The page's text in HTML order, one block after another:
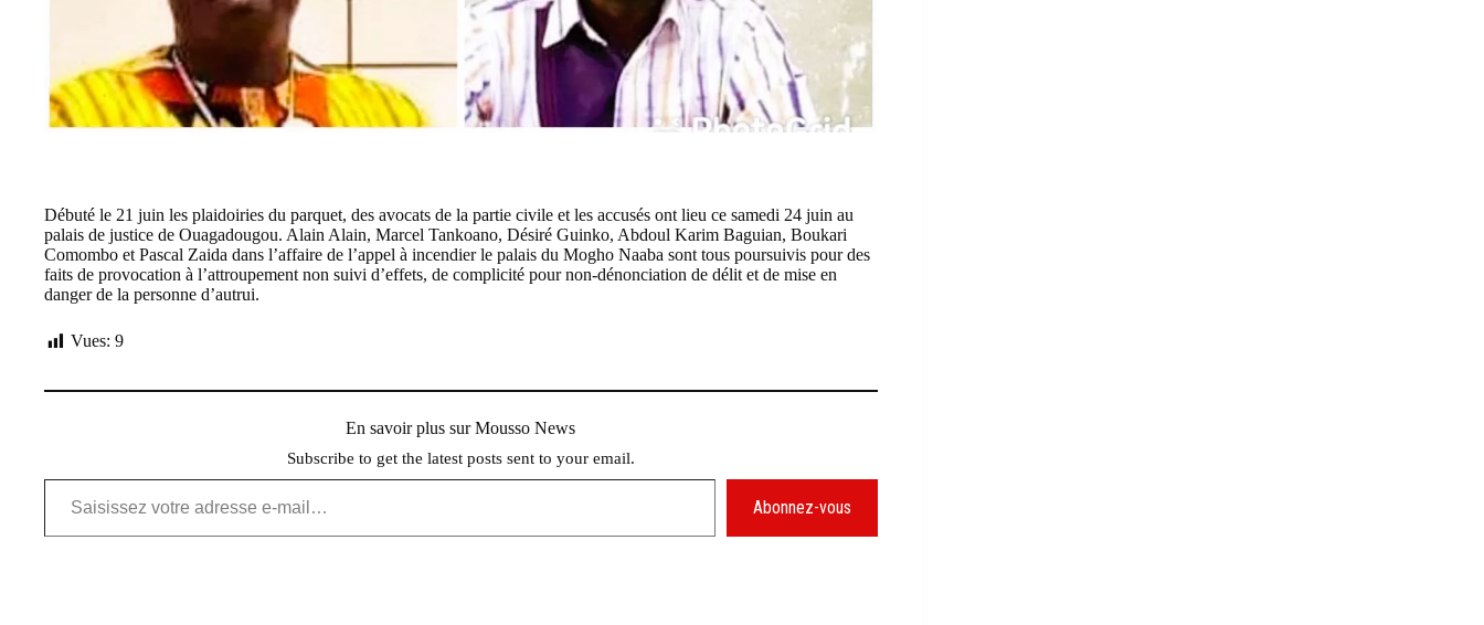
Débuté le 21 juin les plaidoiries du parquet, des avocats de la partie civile et les accusés ont lieu ce samedi 24 juin au
palais de justice de Ouagadougou. Alain Alain, Marcel Tankoano, Désiré Guinko, Abdoul Karim Baguian, Boukari
Comombo et Pascal Zaida dans l’affaire de l’appel à incendier le palais du Mogho Naaba sont tous poursuivis pour des
faits de provocation à l’attroupement non suivi d’effets, de complicité pour non-dénonciation de délit et de mise en
danger de la personne d’autrui.
Vues: 9
En savoir plus sur Mousso News
Subscribe to get the latest posts sent to your email.
Saisissez votre adresse e-mail…
Abonnez-vous